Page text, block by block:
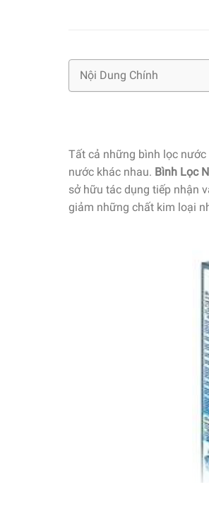
Nội Dung Chính
Tất cả những bình lọc nước
nước khác nhau. Bình Lọc
sở hữu tác dụng tiếp nhận
giảm những chất kim loại